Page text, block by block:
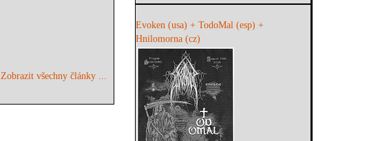
Zobrazit všechny články ...
Evoken (usa) + TodoMal (esp) +
Hnilomorna (cz)